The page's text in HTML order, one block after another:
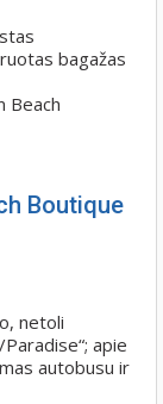
bagažas
Beach
Boutique
netoli
apie
autobusu ir